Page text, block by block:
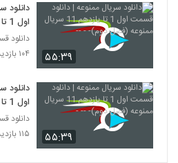
۵۵:۳۹
دانلود
(فصل
۱۰۴ بازدید
۵۵:۳۹
دانلود
(فصل
۱۱۵ بازدید